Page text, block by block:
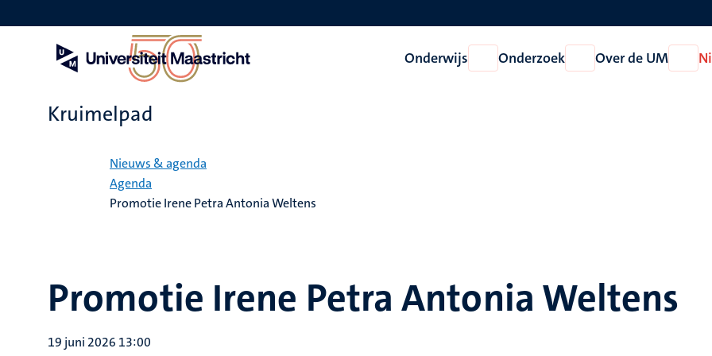
en
Onderwijs
Open
Onderwijs
Onderzoek
Open
Onderzoek
Over de UM
Open
Over
Kruimelpad
Nieuws & agenda
Agenda
Promotie Irene Petra Antonia Weltens
Promotie Irene Petra Antonia Weltens
19 juni 2026 13:00